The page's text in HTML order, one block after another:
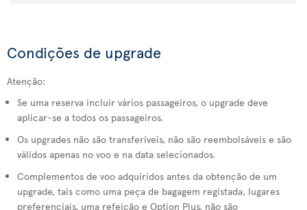
Condições de upgrade
Atenção:
Se uma reserva incluir vários passageiros, o upgrade deve
aplicar-se a todos os passageiros.
Os upgrades não são transferíveis, não são reembolsáveis e são
válidos apenas no voo e na data selecionados.
Complementos de voo adquiridos antes da obtenção de um
upgrade, tais como uma peça de bagagem registada, lugares
preferenciais, uma refeição e Option Plus, não são